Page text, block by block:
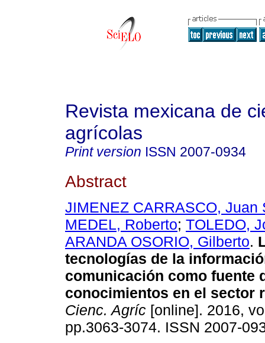
Revista mexicana de
agrícolas
Print version ISSN 2007-0934
Abstract
JIMENEZ CARRASCO, Juan
MEDEL, Roberto; TOLEDO,
ARANDA OSORIO, Gilberto.
tecnologías de la
comunicación como fuente
conocimientos en el sector
Cienc. Agríc [online]. 2016,
pp.3063-3074. ISSN 2007-